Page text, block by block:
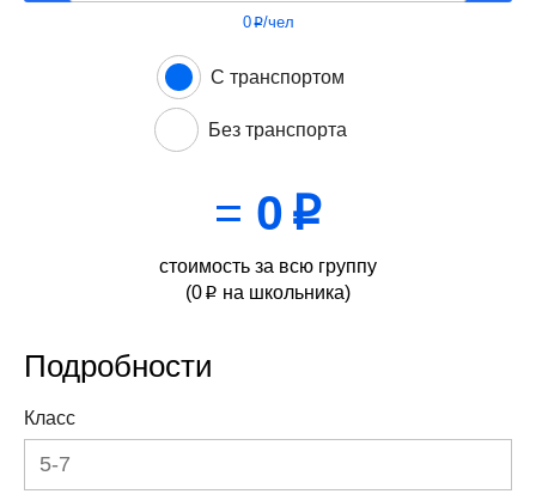
0p/чел
С транспортом
Без транспорта
= 0 p
стоимость за всю группу
(0 p на школьника)
Подробности
Класс